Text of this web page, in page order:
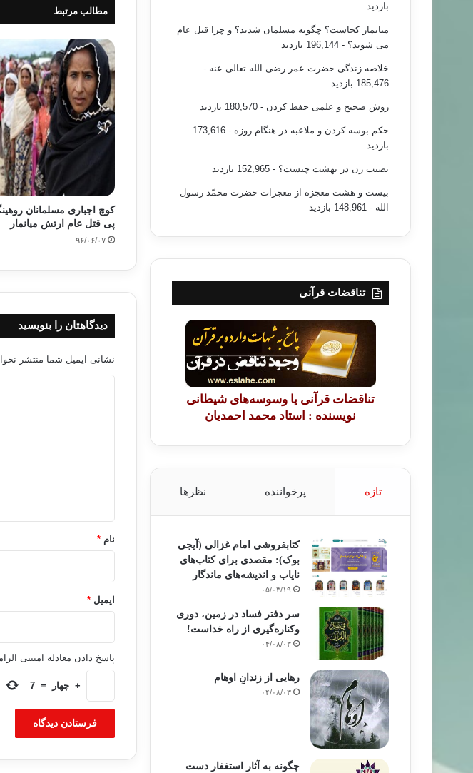
مطالب مرتبط
کوچ اجباری مسلمانان
پی قتل عام ارتش میانمار
۹۶/۰۶/۰۷
دیدگاهتان را بنویسید
نشانی ایمیل شما منتشر
نام *
ایمیل *
پاسخ دادن معادله امنیتی
+ چهار =
7
بازدید
میانمار کجاست؟ چگونه مسلمان شدند؟ و چرا قتل عام
می شوند؟ - 196,144 بازدید
خلاصه زندگی حضرت عمر رضی الله تعالی عنه -
185,476 بازدید
روش صحیح و علمی حفظ کردن - 180,570 بازدید
حکم بوسه کردن و ملاعبه در هنگام روزه
- 173,616
بازدید
نصیب زن در بهشت چیست؟ - 152,965 بازدید
بیست و هشت معجزه از معجزات حضرت محمّد رسول
الله - 148,961 بازدید
تناقضات قرآنی
تناقضات قرآنی یا وسوسه‌های شیطانی
نویسنده : استاد محمد احمدیان
تازه پرخواننده نظرها
کتابفروشی امام غزالی (آیجی
بوک): مقصدی برای کتاب‌های
نایاب و اندیشه‌های ماندگار
۰۵/۰۳/۱۹
سر دفتر فساد در زمین‌، دوری
وکناره‌گیری از راه خداست‌!
۰۴/۰۸/۰۳
رهایی از زندانِ اوهام
۰۴/۰۸/۰۳
چگونه به آثار استغفار دست